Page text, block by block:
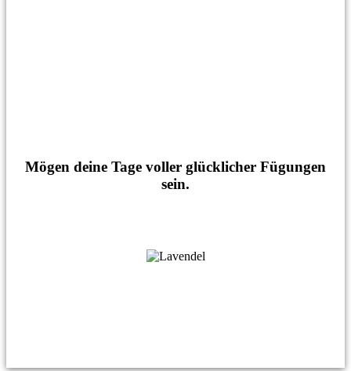
Mögen deine Tage voller glücklicher Fügungen
sein.